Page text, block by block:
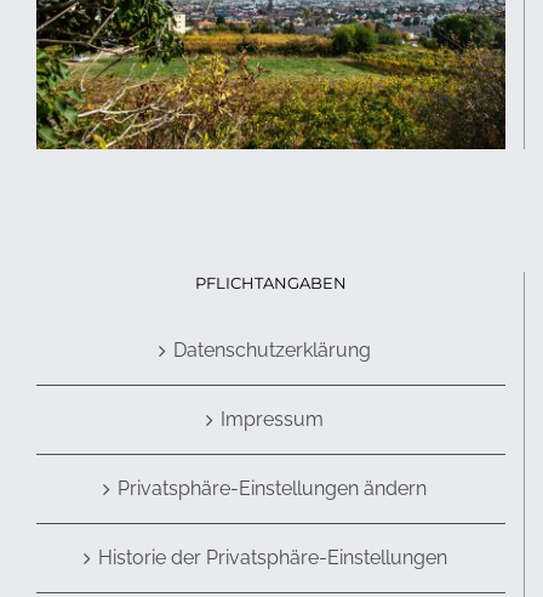
PFLICHTANGABEN
Datenschutzerklärung
Impressum
Privatsphäre-Einstellungen ändern
Historie der Privatsphäre-Einstellungen